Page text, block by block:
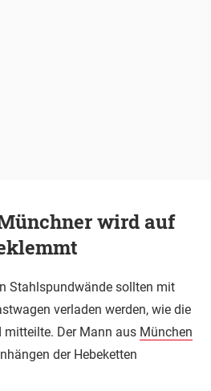
wird auf
Stahlspundwände sollten mit
verladen werden, wie die
mitteilte. Der Mann aus München
der Hebeketten